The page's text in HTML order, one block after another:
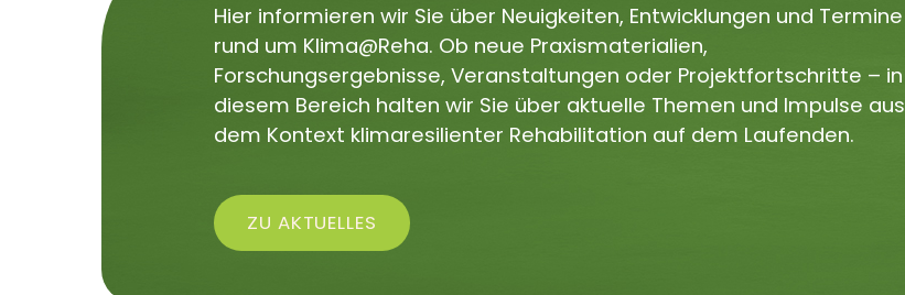
Hier informieren wir Sie über Neuigkeiten, Entwicklungen und Termine
rund um Klima@Reha. Ob neue Praxismaterialien,
Forschungsergebnisse, Veranstaltungen oder Projektfortschritte – in
diesem Bereich halten wir Sie über aktuelle Themen und Impulse aus
dem Kontext klimaresilienter Rehabilitation auf dem Laufenden.
ZU AKTUELLES